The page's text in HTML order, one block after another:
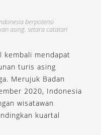
berpotensi
asing, setara catatan
kembali mendapat
turis asing
Merujuk Badan
2020, Indonesia
wisatawan
kuartal